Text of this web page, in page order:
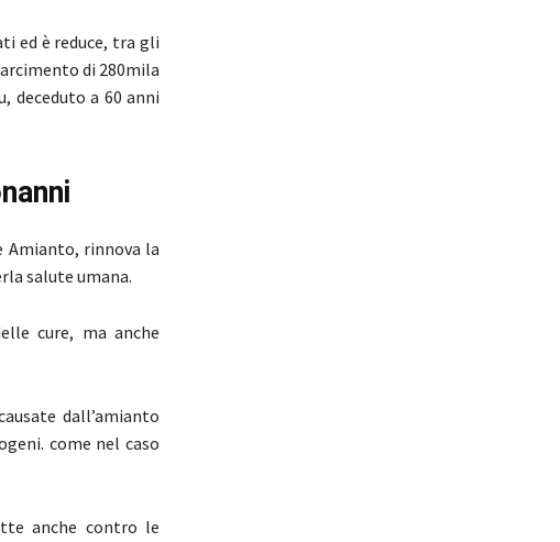
ed è reduce, tra gli
di 280mila
deceduto a 60 anni
Amianto, rinnova la
salute umana.
cure, ma anche
dall’amianto
come nel caso
anche contro le